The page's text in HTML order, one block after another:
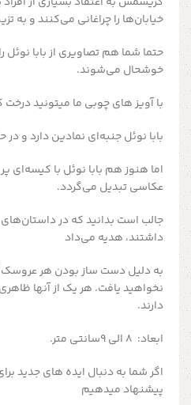
خیابان‌ها را چراغانی می‌کنند و
حتما شما هم تصاویری از بابا
خوشحال می‌شوند.
با آویز های چوبی ما میتونید
بابا نوئل جنبه‌ای نمادین دارد و
اما هنوز هم بابا نوئل با
عکاسی تبدیل می‌گردد.
جالب است بدانید که در
داشتند، هدیه می‌داد
به دلیل دست ساز بودن هر عروسک
نخواهید یافت. هر یک از آنها
دارند.
ابعاد: 8 الی 9سانتی متر.
پیشنهاد میدهیم